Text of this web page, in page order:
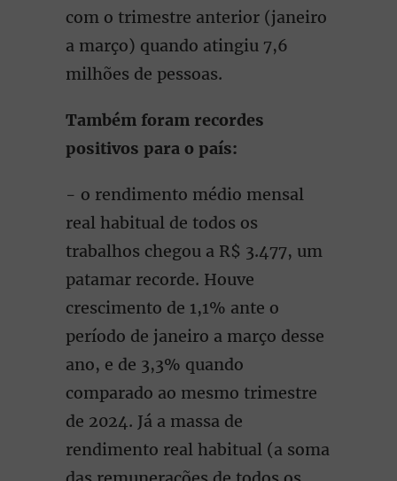
com o trimestre anterior (janeiro
a março) quando atingiu 7,6
milhões de pessoas.
Também foram recordes
positivos para o país:
- o rendimento médio mensal
real habitual de todos os
trabalhos chegou a R$ 3.477, um
patamar recorde. Houve
crescimento de 1,1% ante o
período de janeiro a março desse
ano, e de 3,3% quando
comparado ao mesmo trimestre
de 2024. Já a massa de
rendimento real habitual (a soma